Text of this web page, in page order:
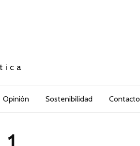
Opinión Sostenibilidad Contacto